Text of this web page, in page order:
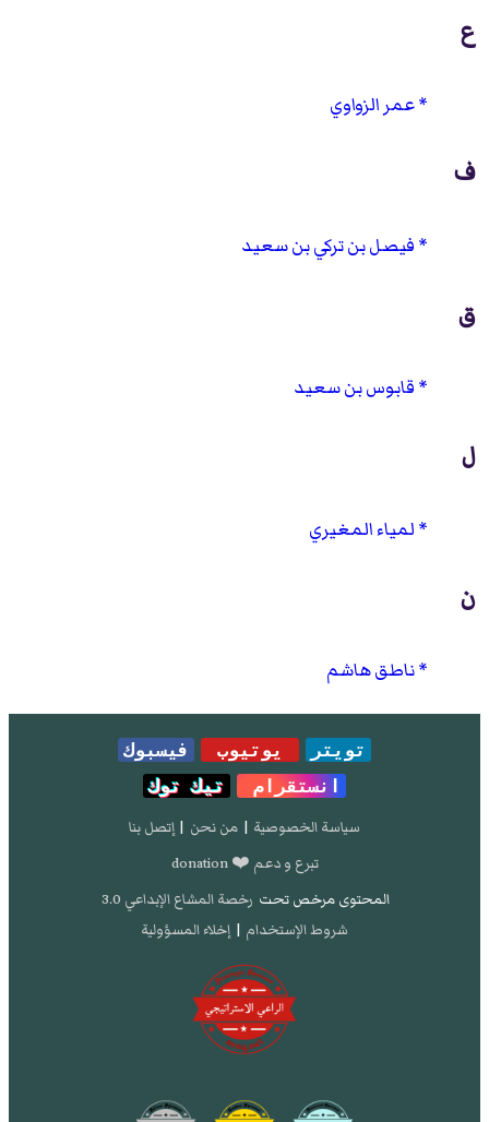
ع
عمر الزواوي
ف
فيصل بن تركي بن سعيد
ق
قابوس بن سعيد
ل
لمياء المغيري
ن
ناطق هاشم
تويتر يوتيوب
فيسبوك
انستقرام
تيك توك
سياسة الخصوصية | من نحن | إتصل بنا
تبرع و دعم ❤️ donation
المحتوى مرخص تحت رخصة المشاع الإبداعي 3.0
شروط الإستخدام | إخلاء المسؤولية